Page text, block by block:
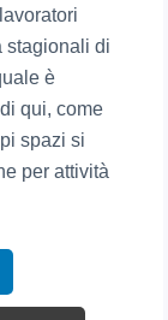
stagionali di
è
qui, come
spazi si
per attività